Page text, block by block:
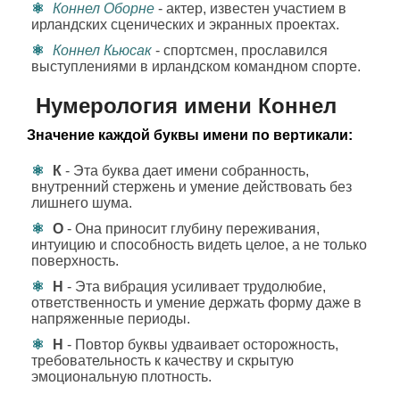
Коннел Оборне - актер, известен участием в
ирландских сценических и экранных проектах.
Коннел Кьюсак - спортсмен, прославился
выступлениями в ирландском командном спорте.
Нумерология имени Коннел
Значение каждой буквы имени по вертикали:
К - Эта буква дает имени собранность,
внутренний стержень и умение действовать без
лишнего шума.
О - Она приносит глубину переживания,
интуицию и способность видеть целое, а не только
поверхность.
Н - Эта вибрация усиливает трудолюбие,
ответственность и умение держать форму даже в
напряженные периоды.
Н - Повтор буквы удваивает осторожность,
требовательность к качеству и скрытую
эмоциональную плотность.